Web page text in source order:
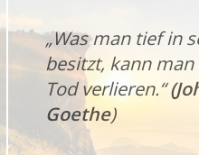
„Was man tief in
besitzt, kann
Tod verlieren.“
Goethe)